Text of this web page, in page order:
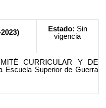
Estado: Sin
vigencia
CURRICULAR Y DE
Escuela Superior de Guerra